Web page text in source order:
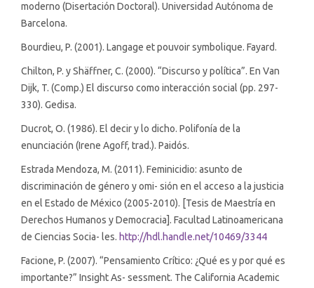
moderno (Disertación Doctoral). Universidad Autónoma de
Barcelona.
Bourdieu, P. (2001). Langage et pouvoir symbolique. Fayard.
Chilton, P. y Shäffner, C. (2000). “Discurso y política”. En Van
Dijk, T. (Comp.) El discurso como interacción social (pp. 297-
330). Gedisa.
Ducrot, O. (1986). El decir y lo dicho. Polifonía de la
enunciación (Irene Agoff, trad.). Paidós.
Estrada Mendoza, M. (2011). Feminicidio: asunto de
discriminación de género y omi- sión en el acceso a la justicia
en el Estado de México (2005-2010). [Tesis de Maestría en
Derechos Humanos y Democracia]. Facultad Latinoamericana
de Ciencias Socia- les. http://hdl.handle.net/10469/3344
Facione, P. (2007). “Pensamiento Crítico: ¿Qué es y por qué es
importante?” Insight As- sessment. The California Academic